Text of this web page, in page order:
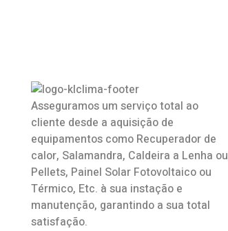
Asseguramos um serviço total ao
cliente desde a aquisição de
equipamentos como Recuperador de
calor, Salamandra, Caldeira a Lenha ou
Pellets, Painel Solar Fotovoltaico ou
Térmico, Etc. à sua instação e
manutenção, garantindo a sua total
satisfação.